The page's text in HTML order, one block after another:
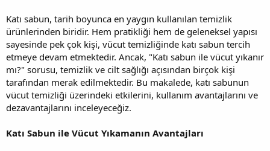
t
a
n
r
i
h
i
Katı sabun, tarih boyunca en yaygın kullanılan temizlik
ürünlerinden biridir. Hem pratikliği hem de geleneksel yapısı
sayesinde pek çok kişi, vücut temizliğinde katı sabun tercih
etmeye devam etmektedir. Ancak, "Katı sabun ile vücut yıkanır
mı?" sorusu, temizlik ve cilt sağlığı açısından birçok kişi
tarafından merak edilmektedir. Bu makalede, katı sabunun
vücut temizliği üzerindeki etkilerini, kullanım avantajlarını ve
dezavantajlarını inceleyeceğiz.
Katı Sabun ile Vücut Yıkamanın Avantajları